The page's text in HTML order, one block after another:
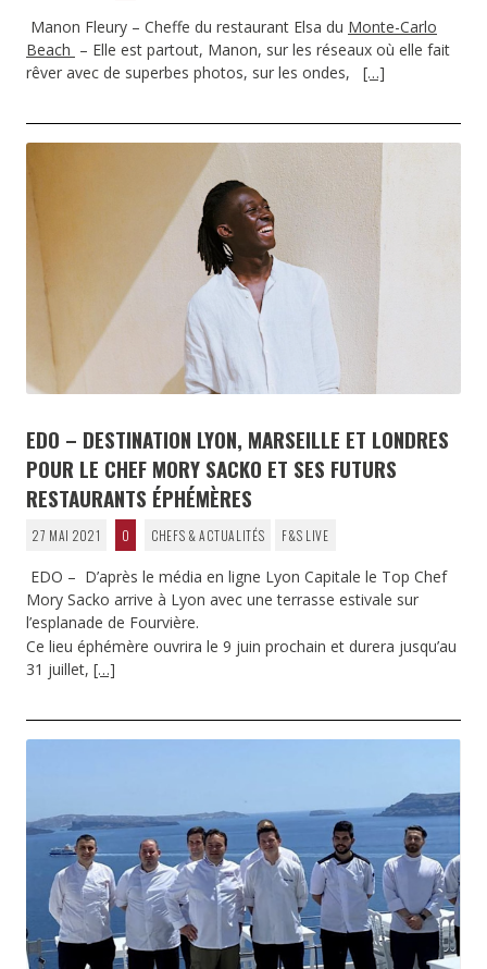
Manon Fleury – Cheffe du restaurant Elsa du Monte-Carlo
Beach – Elle est partout, Manon, sur les réseaux où elle fait
rêver avec de superbes photos, sur les ondes, […]
EDO – DESTINATION LYON, MARSEILLE ET LONDRES
POUR LE CHEF MORY SACKO ET SES FUTURS
RESTAURANTS ÉPHÉMÈRES
27 MAI 2021 0 CHEFS & ACTUALITÉS F&S LIVE
EDO – D’après le média en ligne Lyon Capitale le Top Chef
Mory Sacko arrive à Lyon avec une terrasse estivale sur
l’esplanade de Fourvière.
Ce lieu éphémère ouvrira le 9 juin prochain et durera jusqu’au
31 juillet, […]